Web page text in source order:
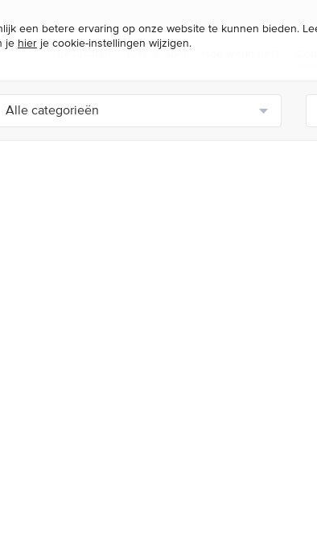
Kies je doel
een betere ervaring op onze website te kunnen bieden.
je hier je cookie-instellingen wijzigen.